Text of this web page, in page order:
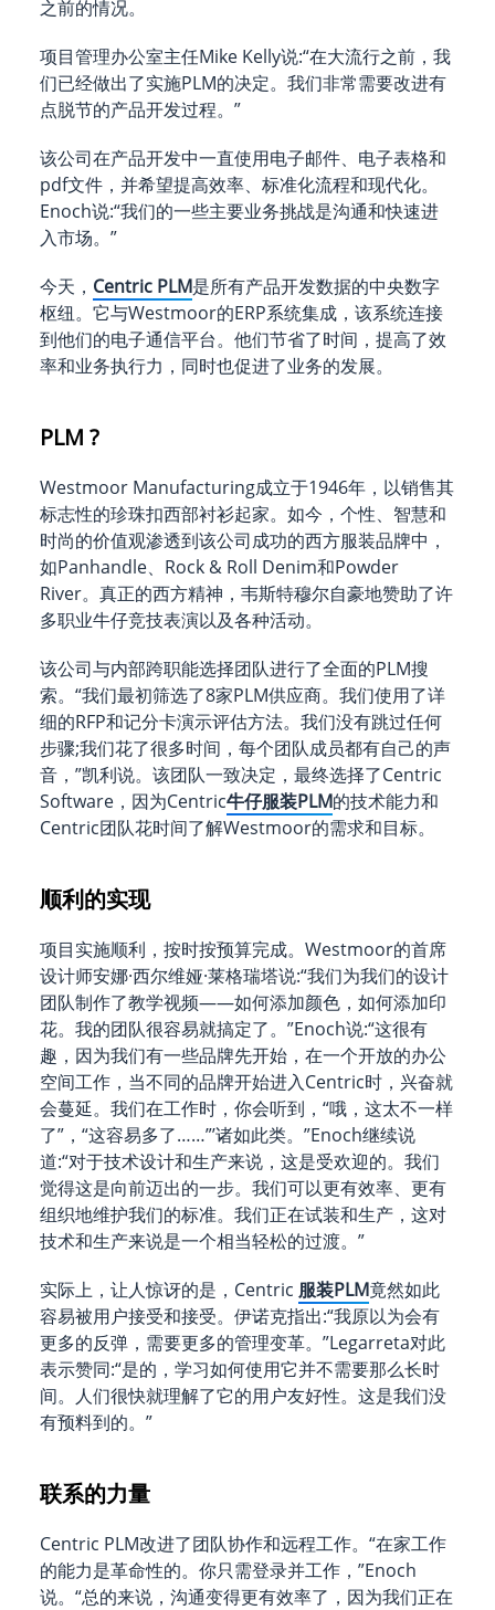
之前的情况。
项目管理办公室主任Mike Kelly说:“在大流行之前，我
们已经做出了实施PLM的决定。我们非常需要改进有
点脱节的产品开发过程。”
该公司在产品开发中一直使用电子邮件、电子表格和
pdf文件，并希望提高效率、标准化流程和现代化。
Enoch说:“我们的一些主要业务挑战是沟通和快速进
入市场。”
今天， Centric PLM是所有产品开发数据的中央数字
枢纽。它与Westmoor的ERP系统集成，该系统连接
到他们的电子通信平台。他们节省了时间，提高了效
率和业务执行力，同时也促进了业务的发展。
PLM ?
Westmoor Manufacturing成立于1946年，以销售其
标志性的珍珠扣西部衬衫起家。如今，个性、智慧和
时尚的价值观渗透到该公司成功的西方服装品牌中，
如Panhandle、Rock & Roll Denim和Powder
River。真正的西方精神，韦斯特穆尔自豪地赞助了许
多职业牛仔竞技表演以及各种活动。
该公司与内部跨职能选择团队进行了全面的PLM搜
索。“我们最初筛选了8家PLM供应商。我们使用了详
细的RFP和记分卡演示评估方法。我们没有跳过任何
步骤;我们花了很多时间，每个团队成员都有自己的声
音，”凯利说。该团队一致决定，最终选择了Centric
Software，因为Centric牛仔服装PLM的技术能力和
Centric团队花时间了解Westmoor的需求和目标。
顺利的实现
项目实施顺利，按时按预算完成。Westmoor的首席
设计师安娜·西尔维娅·莱格瑞塔说:“我们为我们的设计
团队制作了教学视频——如何添加颜色，如何添加印
花。我的团队很容易就搞定了。”Enoch说:“这很有
趣，因为我们有一些品牌先开始，在一个开放的办公
空间工作，当不同的品牌开始进入Centric时，兴奋就
会蔓延。我们在工作时，你会听到，“哦，这太不一样
了”，“这容易多了……”’诸如此类。”Enoch继续说
道:“对于技术设计和生产来说，这是受欢迎的。我们
觉得这是向前迈出的一步。我们可以更有效率、更有
组织地维护我们的标准。我们正在试装和生产，这对
技术和生产来说是一个相当轻松的过渡。”
实际上，让人惊讶的是，Centric 服装PLM竟然如此
容易被用户接受和接受。伊诺克指出:“我原以为会有
更多的反弹，需要更多的管理变革。”Legarreta对此
表示赞同:“是的，学习如何使用它并不需要那么长时
间。人们很快就理解了它的用户友好性。这是我们没
有预料到的。”
联系的力量
Centric PLM改进了团队协作和远程工作。“在家工作
的能力是革命性的。你只需登录并工作，”Enoch
说。“总的来说，沟通变得更有效率了，因为我们正在